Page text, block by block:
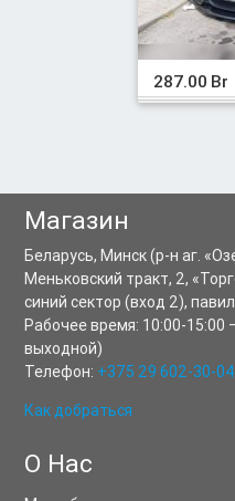
287.00 Br
Магазин
Беларусь,Минск(р-н аг.
Меньковский тракт, 2,
синий сектор (вход 2),
Рабочее время: 10:00-15:00
выходной)
Телефон: +375 29 602-30-04
Как добраться
О Нас